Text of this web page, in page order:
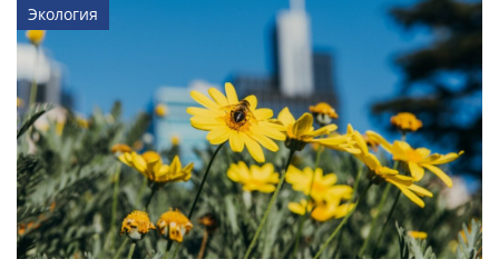
Экология